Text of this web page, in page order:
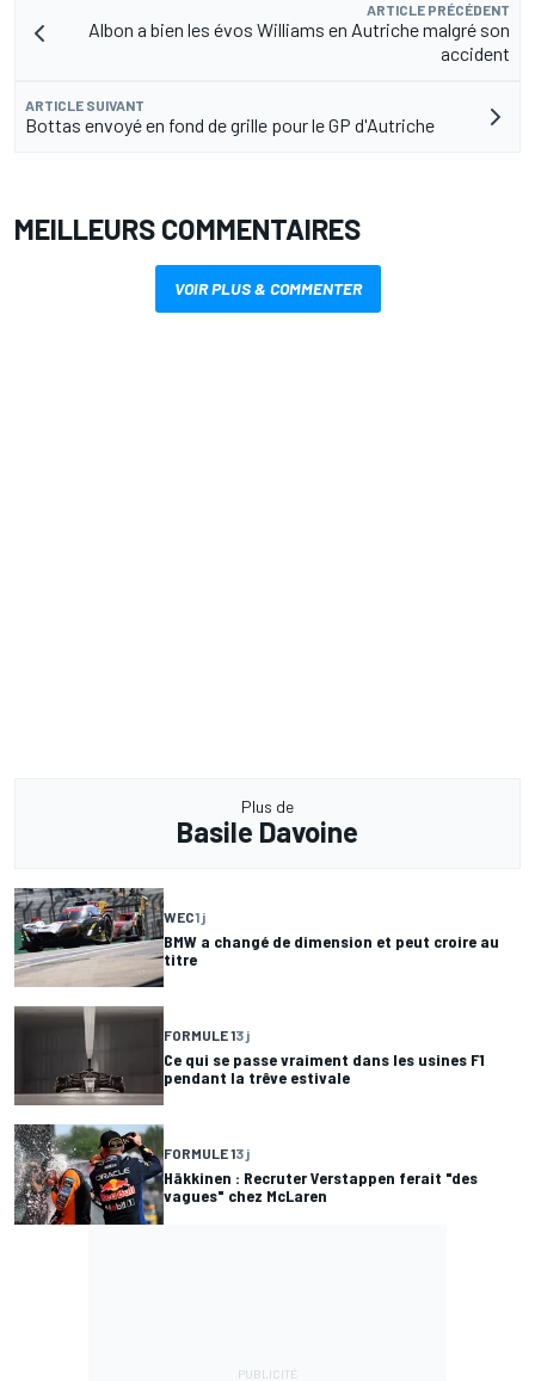
ARTICLE PRÉCÉDENT
Albon a bien les évos Williams en Autriche malgré son
accident
ARTICLE SUIVANT
Bottas envoyé en fond de grille pour le GP d'Autriche
MEILLEURS COMMENTAIRES
VOIR PLUS & COMMENTER
Plus de
Basile Davoine
WEC1 j
BMW a changé de dimension et peut croire au
titre
FORMULE 13 j
Ce qui se passe vraiment dans les usines F1
pendant la trêve estivale
FORMULE 13 j
Häkkinen : Recruter Verstappen ferait "des
vagues" chez McLaren